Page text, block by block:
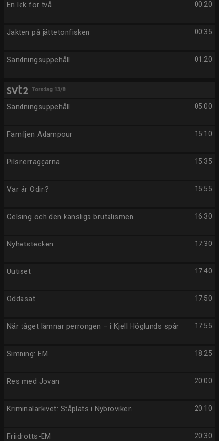
00:20
En lek för två
00:35
Jakten på jättetonfisken
01:20
Sändningsuppehåll
Torsdag 13/8
05:00
Sändningsuppehåll
15:10
Familjen Adampour
15:35
Pilsnerraggarna
15:55
Var är Odin?
16:30
Celsing och den känsliga brutalismen
17:30
Nyhetstecken
17:40
Uutiset
17:50
Oddasat
17:55
När tåget lämnar perrongen – i Kjell Höglunds spår
18:25
Simning: EM
20:00
Res med Jovan
20:10
Kriminalarkivet: Ståplats i Nybroviken
20:30
Friidrotts-EM